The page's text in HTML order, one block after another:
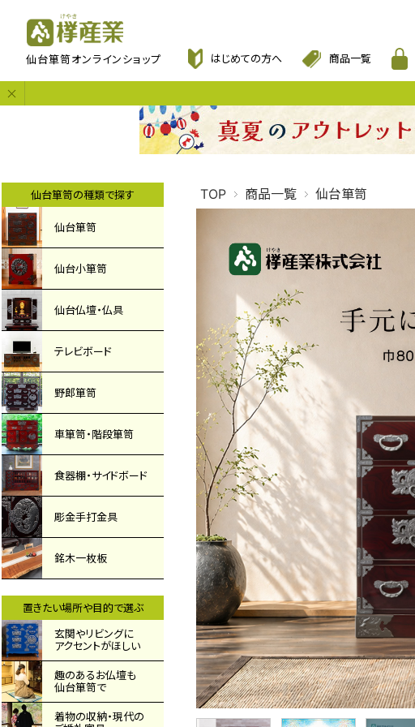
仙台箪笥オンラインショップ はじめての方へ 商品一覧
TOP 商品一覧 仙台箪笥
仙台箪笥の種類で探す
仙台箪笥
仙台小箪笥
仙台仏壇・仏具
テレビボード
野郎箪笥
車箪笥・階段箪笥
食器棚・サイドボード
彫金手打金具
銘木一枚板
置きたい場所や目的で選ぶ
玄関やリビングに
アクセントがほしい
趣のあるお仏壇も
仙台箪笥で
着物の収納・現代の